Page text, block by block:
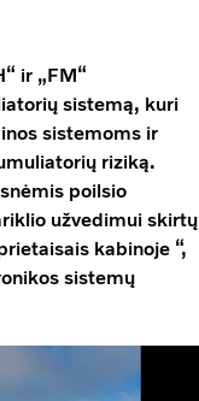
ir „FM“
sistemą, kuri
sistemoms ir
riziką.
poilsio
užvedimui skirtų
kabinoje “,
sistemų